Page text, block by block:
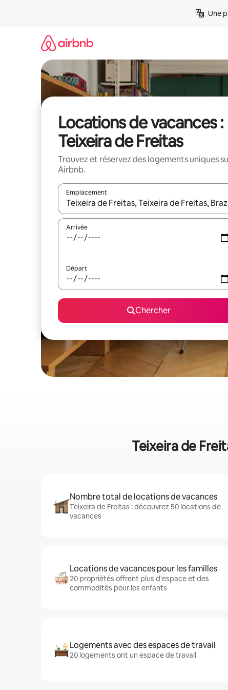
Une
Locations de vacances :
Teixeira de Freitas
Trouvez et réservez des logements uniques
Airbnb.
Emplacement
Quand les résultats sont affichés, parcourez-les
Arrivée
Départ
Chercher
Teixeira de
Nombre total de locations de vacances
Teixeira de Freitas : découvrez 50 locations de
vacances
Locations de vacances pour les familles
20 propriétés offrent plus d'espace et des
commodités pour les enfants
Logements avec des espaces de travail
20 logements ont un espace de travail